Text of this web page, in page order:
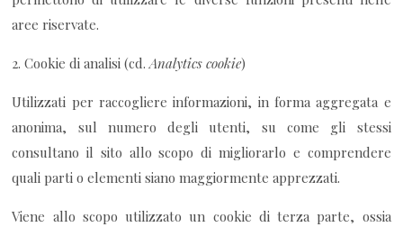
aree riservate.
2. Cookie di analisi (cd.Analytics cookie)
Utilizzati per raccogliere informazioni, in forma aggregata e
anonima, sul numero degli utenti, su come gli stessi
consultano il sito allo scopo di migliorarlo e comprendere
quali parti o elementi siano maggiormente apprezzati.
Viene allo scopo utilizzato un cookie di terza parte, ossia